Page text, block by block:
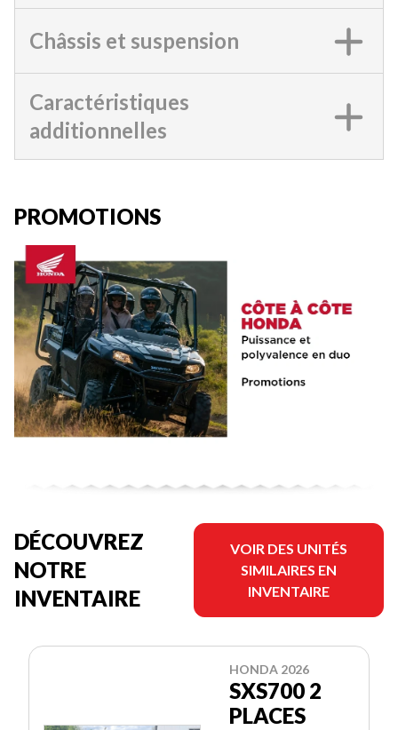
Châssis et suspension
Caractéristiques
additionnelles
PROMOTIONS
DÉCOUVREZ
NOTRE
INVENTAIRE
VOIR DES UNITÉS
SIMILAIRES EN
INVENTAIRE
HONDA 2026
SXS700 2
PLACES